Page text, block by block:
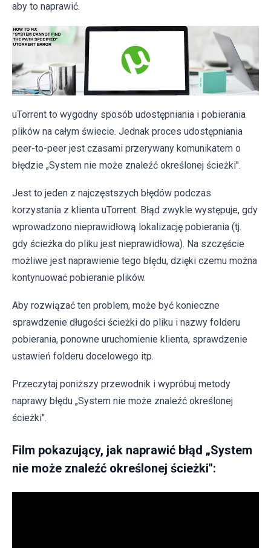
aby to naprawić.
uTorrent to wygodny sposób udostępniania i pobierania
plików na całym świecie. Jednak proces udostępniania
peer-to-peer jest czasami przerywany komunikatem o
błędzie „System nie może znaleźć określonej ścieżki".
Jest to jeden z najczęstszych błędów podczas
korzystania z klienta uTorrent. Błąd zwykle występuje, gdy
wprowadzono nieprawidłową lokalizację pobierania (tj.
gdy ścieżka do pliku jest nieprawidłowa). Na szczęście
możliwe jest naprawienie tego błędu, dzięki czemu można
kontynuować pobieranie plików.
Aby rozwiązać ten problem, może być konieczne
sprawdzenie długości ścieżki do pliku i nazwy folderu
pobierania, ponowne uruchomienie klienta, sprawdzenie
ustawień folderu docelowego itp.
Przeczytaj poniższy przewodnik i wypróbuj metody
naprawy błędu „System nie może znaleźć określonej
ścieżki".
Film pokazujący, jak naprawić błąd „System
nie może znaleźć określonej ścieżki":